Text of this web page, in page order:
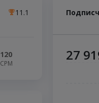
11.1
120
СРМ
27